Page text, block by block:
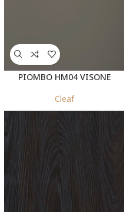
PIOMBO HM04 VISONE
Cleaf